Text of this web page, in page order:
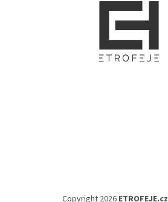
Copyright 2026 ETROFEJE.cz